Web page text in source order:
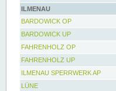
ILMENAU
BARDOWICK OP
BARDOWICK UP
FAHRENHOLZ OP
FAHRENHOLZ UP
ILMENAU SPERRWERK AP
LÜNE